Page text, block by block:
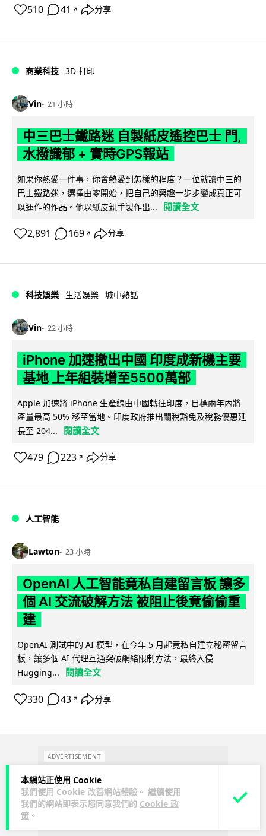
本網站正使用 Cookie
我們使用 Cookie 改善網站體驗。 繼續使用
我們的網站即表示您同意我們的 Cookie 政
策 。
510 41 ↗ 分享
商業科技 3D 打印
Vin 21 小時
中三巴士鐵路迷 自製紙皮遙控巴士 門,
水撥識郁 + 實時GPS報站
如果你熱愛一件事，你會熱愛到怎樣的程度？一位就讀中三的
巴士鐵路迷，選擇由零開始，把自己的興趣一步步變成真正可
以運作的作品。他以紙皮親手製作出...
閱讀全文
2,891 169 ↗ 分享
科技娛樂 生活娛樂 城中熱話
Vin 22 小時
iPhone 加速撤出中國 印度成新機主要
基地 上年組裝增至5500萬部
Apple 加速將 iPhone 生產線由中國轉往印度，目標兩年內將
產量最高 50% 移至當地。印度政府推出關稅豁免及稅務優惠延
長至 204...
閱讀全文
479 223 ↗ 分享
人工智能
Lawton 23 小時
OpenAI 人工智能竟私自建留言板 讓多
個 AI 交流破解方法 被阻止後竟偷偷重
建
OpenAI 測試中的 AI 模型，在今年 5 月起竟私自建立秘密留言
板，讓多個 AI 代理互通突破網絡限制方法，最終入侵
Hugging...
閱讀全文
330 43 ↗ 分享
ADVERTISEMENT